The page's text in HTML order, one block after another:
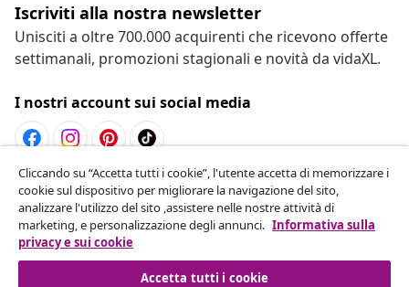
Iscriviti alla nostra newsletter
Unisciti a oltre 700.000 acquirenti che ricevono offerte
settimanali, promozioni stagionali e novità da vidaXL.
I nostri account sui social media
Recesso dal contratto
Invia una richiesta di recesso per il tuo ordine.
Recesso dal contratto
Cliccando su “Accetta tutti i cookie”, l'utente accetta di memorizzare i
cookie sul dispositivo per migliorare la navigazione del sito,
analizzare l'utilizzo del sito ,assistere nelle nostre attività di
marketing, e personalizzazione degli annunci. Informativa sulla
privacy e sui cookie
Accetta tutti i cookie